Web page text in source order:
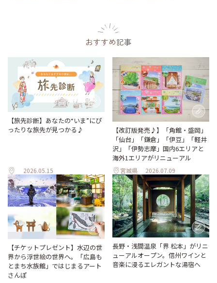
おすすめ記事
【旅先診断】あなたの“いま”にぴ
ったりな旅先が見つかる♪
2026.05.15
【改訂版発売♪】「角館・盛岡」
「仙台」「鎌倉」「伊豆」「軽井
沢」「伊勢志摩」国内6エリアと
海外1エリアがリニューアル
宮城県 2026.07.09
【チケットプレゼント】水辺の世
界から浮世絵の世界へ。「広島も
とまち水族館」ではじまるアート
さんぽ
長野・浅間温泉「界 松本」がリニ
ューアルオープン。信州ワインと
音楽に浸るエレガントな湯宿へ